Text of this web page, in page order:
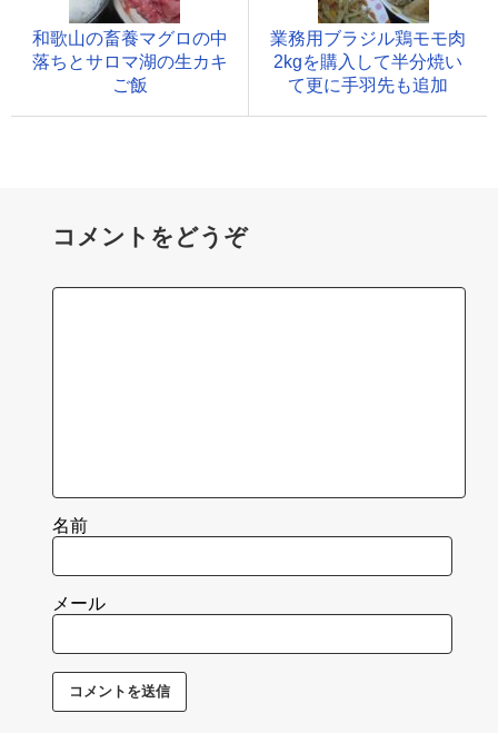
和歌山の畜養マグロの中
落ちとサロマ湖の生カキ
ご飯
業務用ブラジル鶏モモ肉
2kgを購入して半分焼い
て更に手羽先も追加
コメントをどうぞ
名前
メール